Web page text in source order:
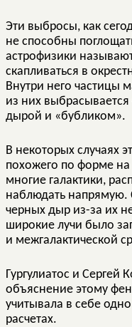
Эти выбросы, как
не способны
астрофизики
скапливаться в
Внутри него частицы
из них
дырой и «бубликом».
В некоторых случаях
похожего по форме
многие галактики,
наблюдать
черных дыр из-за их
широкие лучи было
и межгалактической
Гургулиатос и Сергей
объяснение этому
учитывала в себе
расчетах.